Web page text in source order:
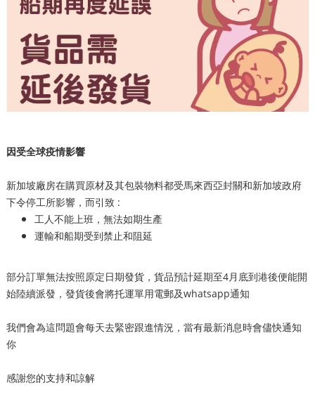
因受全球疫情影響
新加坡廠房在購買原材及其包裝物料都受馬來西亞封關和新加坡政府
下令停工所影響，而引致 :
工人不能上班，無法如期生產
運輸和船期受到禁止和阻延
部分訂單無法按照原定日期發貨，貨品預計延期至4月底到港後便能開
始陸續派發，發貨後會將托運單用電郵及whatsapp通知
我們會為這問題會每天去緊密跟進情況，當有最新消息時會儘快通知
你
感謝您的支持和諒解